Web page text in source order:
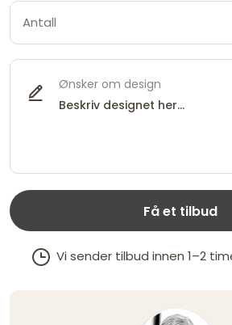
Ønsker om design
Få et tilbud
Vi sender tilbud innen 1–2